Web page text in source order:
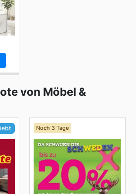
von Möbel &
Noch 3 Tage